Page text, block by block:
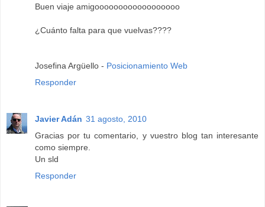
Buen viaje amigoooooooooooooooooo
¿Cuánto falta para que vuelvas????
Josefina Argüello - Posicionamiento Web
Responder
Javier Adán 31 agosto, 2010
Gracias por tu comentario, y vuestro blog tan interesante
como siempre.
Un sld
Responder